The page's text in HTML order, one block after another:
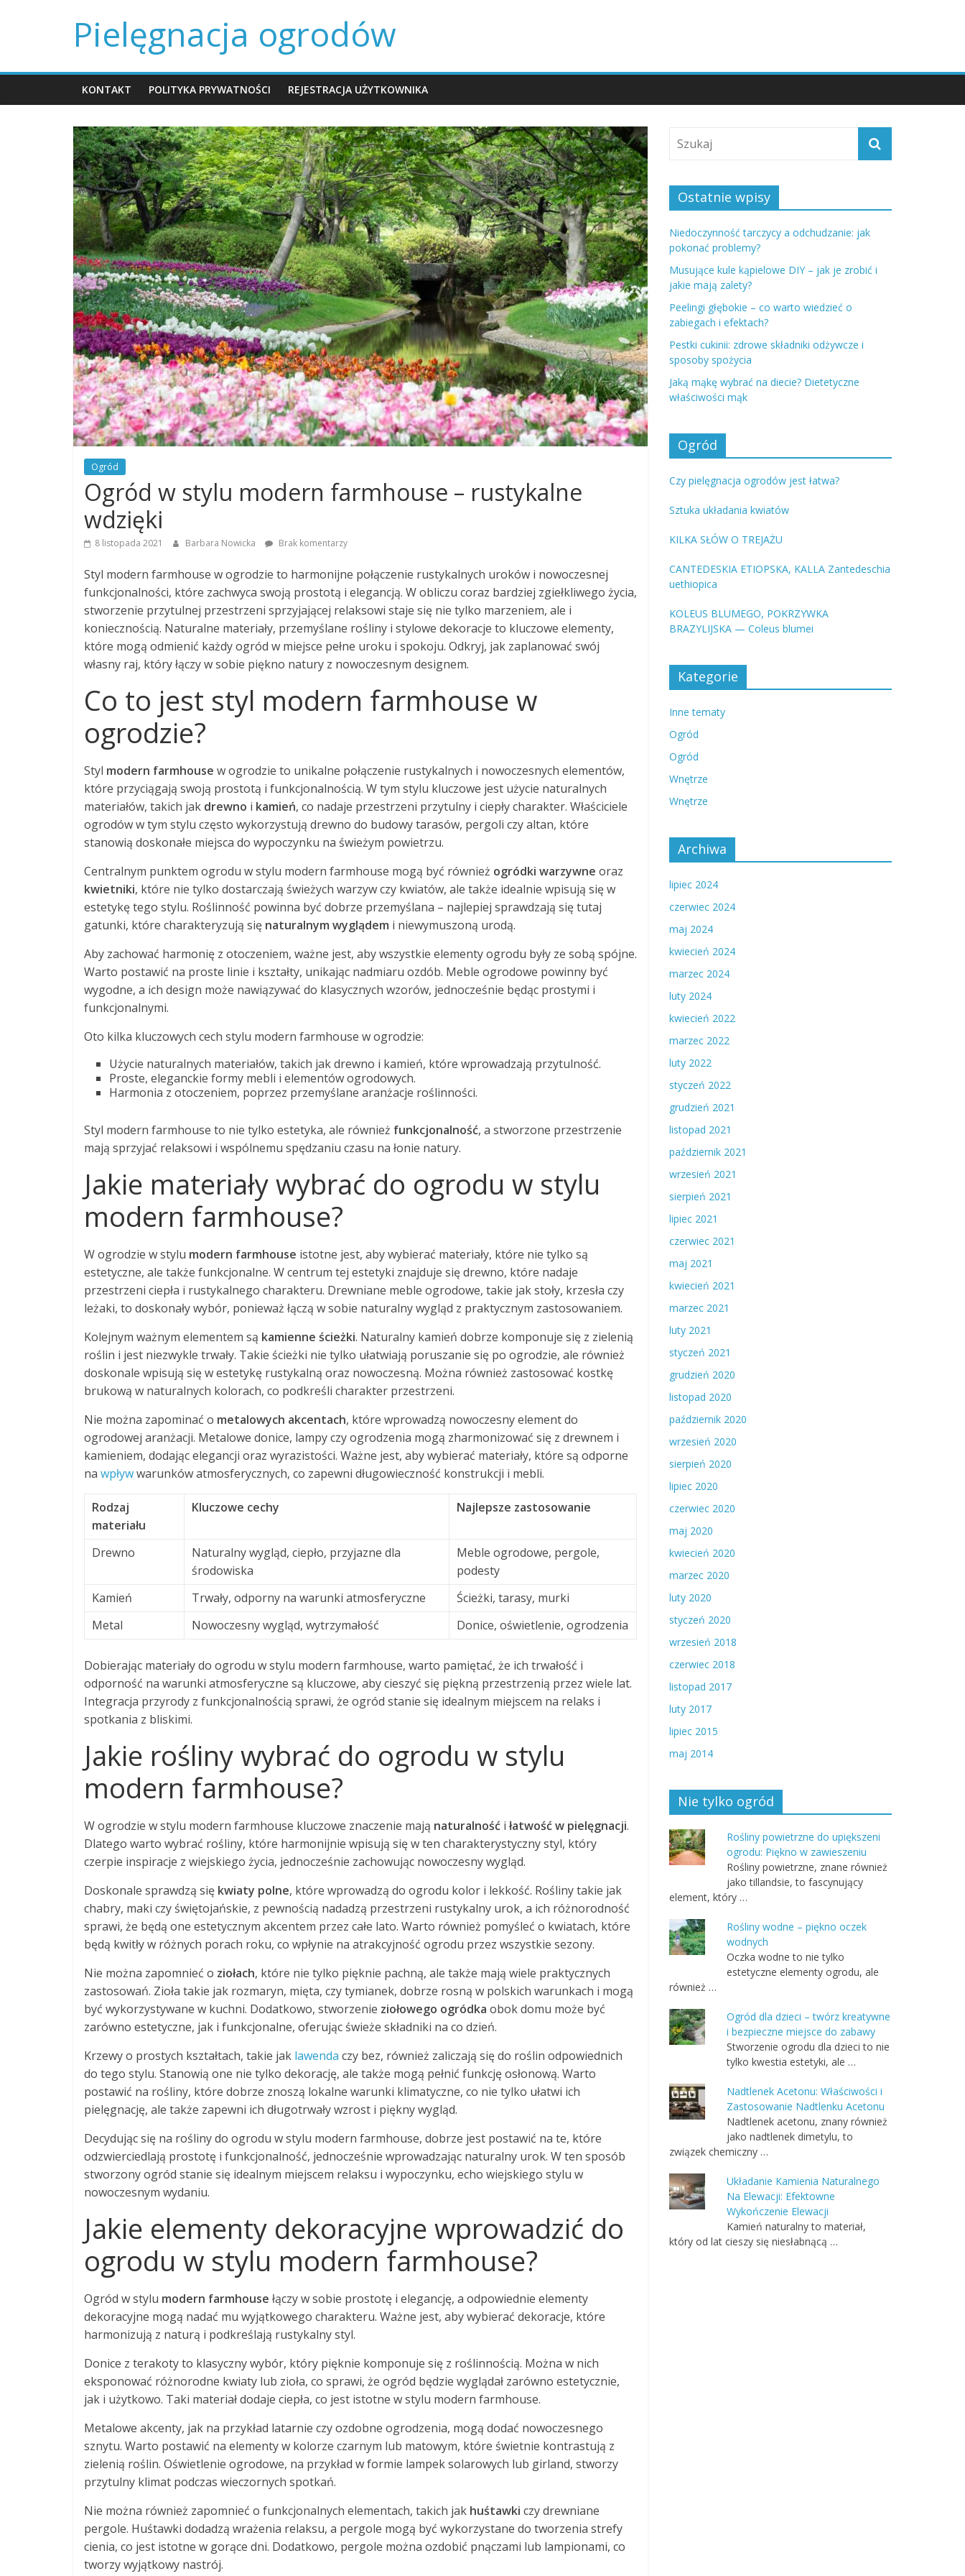
Pielęgnacja ogrodów
KONTAKT POLITYKA PRYWATNOŚCI REJESTRACJA UŻYTKOWNIKA
Ogród
Ogród w stylu modern farmhouse – rustykalne
wdzięki
8 listopada 2021 Barbara Nowicka Brak komentarzy
Styl modern farmhouse w ogrodzie to harmonijne połączenie rustykalnych uroków i nowoczesnej
funkcjonalności, które zachwyca swoją prostotą i elegancją. W obliczu coraz bardziej zgiełkliwego życia,
stworzenie przytulnej przestrzeni sprzyjającej relaksowi staje się nie tylko marzeniem, ale i
koniecznością. Naturalne materiały, przemyślane rośliny i stylowe dekoracje to kluczowe elementy,
które mogą odmienić każdy ogród w miejsce pełne uroku i spokoju. Odkryj, jak zaplanować swój
własny raj, który łączy w sobie piękno natury z nowoczesnym designem.
Co to jest styl modern farmhouse w
ogrodzie?
Styl modern farmhouse w ogrodzie to unikalne połączenie rustykalnych i nowoczesnych elementów,
które przyciągają swoją prostotą i funkcjonalnością. W tym stylu kluczowe jest użycie naturalnych
materiałów, takich jak drewno i kamień, co nadaje przestrzeni przytulny i ciepły charakter. Właściciele
ogrodów w tym stylu często wykorzystują drewno do budowy tarasów, pergoli czy altan, które
stanowią doskonałe miejsca do wypoczynku na świeżym powietrzu.
Centralnym punktem ogrodu w stylu modern farmhouse mogą być również ogródki warzywne oraz
kwietniki, które nie tylko dostarczają świeżych warzyw czy kwiatów, ale także idealnie wpisują się w
estetykę tego stylu. Roślinność powinna być dobrze przemyślana – najlepiej sprawdzają się tutaj
gatunki, które charakteryzują się naturalnym wyglądem i niewymuszoną urodą.
Aby zachować harmonię z otoczeniem, ważne jest, aby wszystkie elementy ogrodu były ze sobą spójne.
Warto postawić na proste linie i kształty, unikając nadmiaru ozdób. Meble ogrodowe powinny być
wygodne, a ich design może nawiązywać do klasycznych wzorów, jednocześnie będąc prostymi i
funkcjonalnymi.
Oto kilka kluczowych cech stylu modern farmhouse w ogrodzie:
Użycie naturalnych materiałów, takich jak drewno i kamień, które wprowadzają przytulność.
Proste, eleganckie formy mebli i elementów ogrodowych.
Harmonia z otoczeniem, poprzez przemyślane aranżacje roślinności.
Styl modern farmhouse to nie tylko estetyka, ale również funkcjonalność, a stworzone przestrzenie
mają sprzyjać relaksowi i wspólnemu spędzaniu czasu na łonie natury.
Jakie materiały wybrać do ogrodu w stylu
modern farmhouse?
W ogrodzie w stylu modern farmhouse istotne jest, aby wybierać materiały, które nie tylko są
estetyczne, ale także funkcjonalne. W centrum tej estetyki znajduje się drewno, które nadaje
przestrzeni ciepła i rustykalnego charakteru. Drewniane meble ogrodowe, takie jak stoły, krzesła czy
leżaki, to doskonały wybór, ponieważ łączą w sobie naturalny wygląd z praktycznym zastosowaniem.
Kolejnym ważnym elementem są kamienne ścieżki. Naturalny kamień dobrze komponuje się z zielenią
roślin i jest niezwykle trwały. Takie ścieżki nie tylko ułatwiają poruszanie się po ogrodzie, ale również
doskonale wpisują się w estetykę rustykalną oraz nowoczesną. Można również zastosować kostkę
brukową w naturalnych kolorach, co podkreśli charakter przestrzeni.
Nie można zapominać o metalowych akcentach, które wprowadzą nowoczesny element do
ogrodowej aranżacji. Metalowe donice, lampy czy ogrodzenia mogą zharmonizować się z drewnem i
kamieniem, dodając elegancji oraz wyrazistości. Ważne jest, aby wybierać materiały, które są odporne
na wpływwarunków atmosferycznych, co zapewni długowieczność konstrukcji i mebli.
Rodzaj
materiału
Kluczowe cechy Najlepsze zastosowanie
Drewno
Naturalny wygląd, ciepło, przyjazne dla
środowiska
Meble ogrodowe, pergole,
podesty
Kamień
Trwały, odporny na warunki atmosferyczne
Ścieżki, tarasy, murki
Metal
Nowoczesny wygląd, wytrzymałość Donice, oświetlenie, ogrodzenia
Dobierając materiały do ogrodu w stylu modern farmhouse, warto pamiętać, że ich trwałość i
odporność na warunki atmosferyczne są kluczowe, aby cieszyć się piękną przestrzenią przez wiele lat.
Integracja przyrody z funkcjonalnością sprawi, że ogród stanie się idealnym miejscem na relaks i
spotkania z bliskimi.
Jakie rośliny wybrać do ogrodu w stylu
modern farmhouse?
W ogrodzie w stylu modern farmhouse kluczowe znaczenie mają naturalność i łatwość w pielęgnacji.
Dlatego warto wybrać rośliny, które harmonijnie wpisują się w ten charakterystyczny styl, który
czerpie inspiracje z wiejskiego życia, jednocześnie zachowując nowoczesny wygląd.
Doskonale sprawdzą się kwiaty polne, które wprowadzą do ogrodu kolor i lekkość. Rośliny takie jak
chabry, maki czy świętojańskie, z pewnością nadadzą przestrzeni rustykalny urok, a ich różnorodność
sprawi, że będą one estetycznym akcentem przez całe lato. Warto również pomyśleć o kwiatach, które
będą kwitły w różnych porach roku, co wpłynie na atrakcyjność ogrodu przez wszystkie sezony.
Nie można zapomnieć o ziołach, które nie tylko pięknie pachną, ale także mają wiele praktycznych
zastosowań. Zioła takie jak rozmaryn, mięta, czy tymianek, dobrze rosną w polskich warunkach i mogą
być wykorzystywane w kuchni. Dodatkowo, stworzenie ziołowego ogródka obok domu może być
zarówno estetyczne, jak i funkcjonalne, oferując świeże składniki na co dzień.
Krzewy o prostych kształtach, takie jak lawenda czy bez, również zaliczają się do roślin odpowiednich
do tego stylu. Stanowią one nie tylko dekorację, ale także mogą pełnić funkcję osłonową. Warto
postawić na rośliny, które dobrze znoszą lokalne warunki klimatyczne, co nie tylko ułatwi ich
pielęgnację, ale także zapewni ich długotrwały wzrost i piękny wygląd.
Decydując się na rośliny do ogrodu w stylu modern farmhouse, dobrze jest postawić na te, które
odzwierciedlają prostotę i funkcjonalność, jednocześnie wprowadzając naturalny urok. W ten sposób
stworzony ogród stanie się idealnym miejscem relaksu i wypoczynku, echo wiejskiego stylu w
nowoczesnym wydaniu.
Jakie elementy dekoracyjne wprowadzić do
ogrodu w stylu modern farmhouse?
Ogród w stylu modern farmhouse łączy w sobie prostotę i elegancję, a odpowiednie elementy
dekoracyjne mogą nadać mu wyjątkowego charakteru. Ważne jest, aby wybierać dekoracje, które
harmonizują z naturą i podkreślają rustykalny styl.
Donice z terakoty to klasyczny wybór, który pięknie komponuje się z roślinnością. Można w nich
eksponować różnorodne kwiaty lub zioła, co sprawi, że ogród będzie wyglądał zarówno estetycznie,
jak i użytkowo. Taki materiał dodaje ciepła, co jest istotne w stylu modern farmhouse.
Metalowe akcenty, jak na przykład latarnie czy ozdobne ogrodzenia, mogą dodać nowoczesnego
sznytu. Warto postawić na elementy w kolorze czarnym lub matowym, które świetnie kontrastują z
zielenią roślin. Oświetlenie ogrodowe, na przykład w formie lampek solarowych lub girland, stworzy
przytulny klimat podczas wieczornych spotkań.
Nie można również zapomnieć o funkcjonalnych elementach, takich jak huśtawki czy drewniane
pergole. Huśtawki dodadzą wrażenia relaksu, a pergole mogą być wykorzystane do tworzenia strefy
cienia, co jest istotne w gorące dni. Dodatkowo, pergole można ozdobić pnączami lub lampionami, co
tworzy wyjątkowy nastrój.
Ostatnie wpisy
Niedoczynność tarczycy a odchudzanie: jak
pokonać problemy?
Musujące kule kąpielowe DIY – jak je zrobić i
jakie mają zalety?
Peelingi głębokie – co warto wiedzieć o
zabiegach i efektach?
Pestki cukinii: zdrowe składniki odżywcze i
sposoby spożycia
Jaką mąkę wybrać na diecie? Dietetyczne
właściwości mąk
Ogród
Czy pielęgnacja ogrodów jest łatwa?
Sztuka układania kwiatów
KILKA SŁÓW O TREJAŻU
CANTEDESKIA ETIOPSKA, KALLA Zantedeschia
uethiopica
KOLEUS BLUMEGO, POKRZYWKA
BRAZYLIJSKA — Coleus blumei
Kategorie
Inne tematy
Ogród
Ogród
Wnętrze
Wnętrze
Archiwa
lipiec 2024
czerwiec 2024
maj 2024
kwiecień 2024
marzec 2024
luty 2024
kwiecień 2022
marzec 2022
luty 2022
styczeń 2022
grudzień 2021
listopad 2021
październik 2021
wrzesień 2021
sierpień 2021
lipiec 2021
czerwiec 2021
maj 2021
kwiecień 2021
marzec 2021
luty 2021
styczeń 2021
grudzień 2020
listopad 2020
październik 2020
wrzesień 2020
sierpień 2020
lipiec 2020
czerwiec 2020
maj 2020
kwiecień 2020
marzec 2020
luty 2020
styczeń 2020
wrzesień 2018
czerwiec 2018
listopad 2017
luty 2017
lipiec 2015
maj 2014
Nie tylko ogród
Rośliny powietrzne do upiększeni
ogrodu: Piękno w zawieszeniu
Rośliny powietrzne, znane również
jako tillandsie, to fascynujący
element, który …
Rośliny wodne – piękno oczek
wodnych
Oczka wodne to nie tylko
estetyczne elementy ogrodu, ale
również …
Ogród dla dzieci – twórz kreatywne
i bezpieczne miejsce do zabawy
Stworzenie ogrodu dla dzieci to nie
tylko kwestia estetyki, ale …
Nadtlenek Acetonu: Właściwości i
Zastosowanie Nadtlenku Acetonu
Nadtlenek acetonu, znany również
jako nadtlenek dimetylu, to
związek chemiczny …
Układanie Kamienia Naturalnego
Na Elewacji: Efektowne
Wykończenie Elewacji
Kamień naturalny to materiał,
który od lat cieszy się niesłabnącą …